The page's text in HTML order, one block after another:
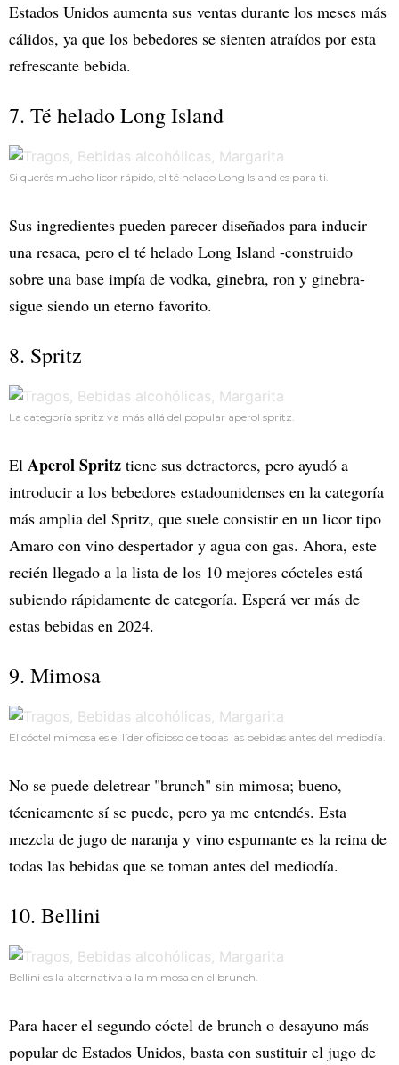
Estados Unidos aumenta sus ventas durante los meses más
cálidos, ya que los bebedores se sienten atraídos por esta
refrescante bebida.
7. Té helado Long Island
Si querés mucho licor rápido, el té helado Long Island es para ti.
Sus ingredientes pueden parecer diseñados para inducir
una resaca, pero el té helado Long Island -construido
sobre una base impía de vodka, ginebra, ron y ginebra-
sigue siendo un eterno favorito.
8. Spritz
La categoría spritz va más allá del popular aperol spritz.
El Aperol Spritz tiene sus detractores, pero ayudó a
introducir a los bebedores estadounidenses en la categoría
más amplia del Spritz, que suele consistir en un licor tipo
Amaro con vino despertador y agua con gas. Ahora, este
recién llegado a la lista de los 10 mejores cócteles está
subiendo rápidamente de categoría. Esperá ver más de
estas bebidas en 2024.
9. Mimosa
El cóctel mimosa es el líder oficioso de todas las bebidas antes del mediodía.
No se puede deletrear "brunch" sin mimosa; bueno,
técnicamente sí se puede, pero ya me entendés. Esta
mezcla de jugo de naranja y vino espumante es la reina de
todas las bebidas que se toman antes del mediodía.
10. Bellini
Bellini es la alternativa a la mimosa en el brunch.
Para hacer el segundo cóctel de brunch o desayuno más
popular de Estados Unidos, basta con sustituir el jugo de